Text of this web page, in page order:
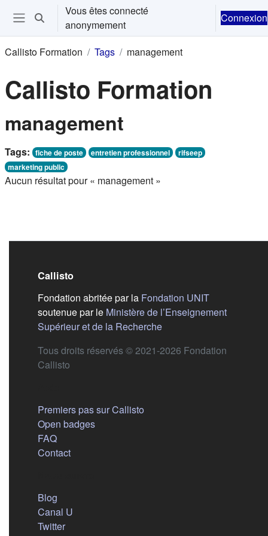
Passer au contenu principal
Ouvrir le menu de navigation
Activer/désactiver la saisie de recherche
Vous êtes connecté
anonymement
Connexion
Callisto Formation Tags management
Callisto Formation
management
Tags: fiche de poste entretien professionnel
rifseep
marketing public
Aucun résultat pour « management »
Callisto
Fondation abritée par la Fondation UNIT(s'ouvre
soutenue par le Ministère de l’Enseignement
Supérieur et de la Recherche(s'ouvre dans un nouvel
Tous droits réservés © 2021-2026 Fondation
Callisto
Premiers pas sur Callisto
Open badges
FAQ
Contact
Blog
Canal U
Twitter(s'ouvre dans un nouvel onglet)